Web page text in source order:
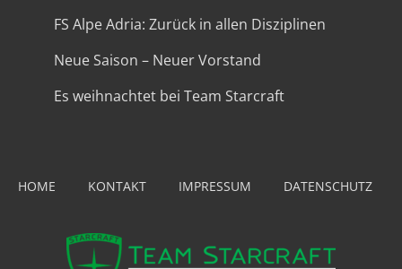
FS Alpe Adria: Zurück in allen Disziplinen
Neue Saison – Neuer Vorstand
Es weihnachtet bei Team Starcraft
HOME KONTAKT IMPRESSUM DATENSCHUTZ